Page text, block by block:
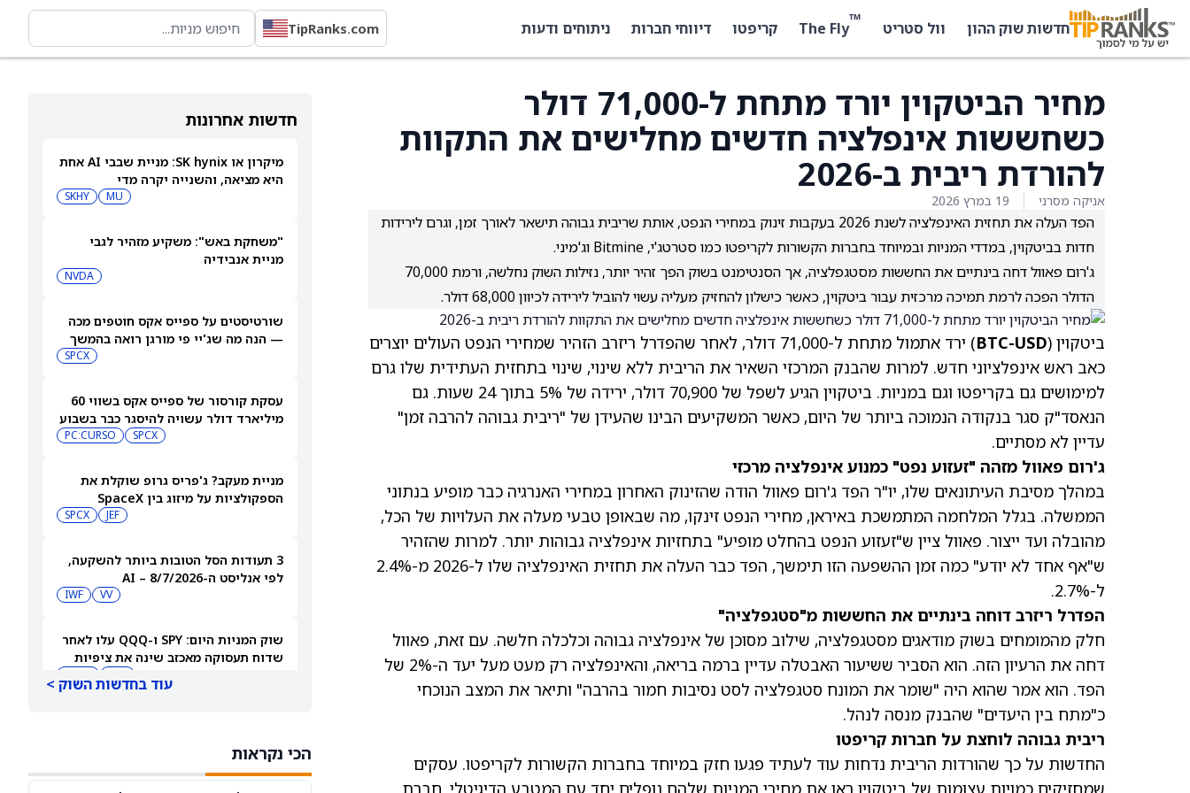
חדשות שוק ההון וול סטריט ™
The Fly קריפטו דיווחי חברות ניתוחים ודעות TipRanks.com
חדשות אחרונות
מיקרון או SK hynix: מניית שבבי AI אחת
היא מציאה, והשנייה יקרה מדי
MU
SKHY
"משחקת באש": משקיע מזהיר לגבי
מניית אנבידיה
NVDA
שורטיסטים על ספייס אקס חוטפים מכה
— הנה מה שג'יי פי מורגן רואה בהמשך
SPCX
עסקת קורסור של ספייס אקס בשווי 60
מיליארד דולר עשויה להיסגר כבר בשבוע
SPCX
PC:CURSO
מניית מעקב? ג'פריס גרופ שוקלת את
הספקולציות על מיזוג בין SpaceX
JEF
SPCX
3 תעודות הסל הטובות ביותר להשקעה,
לפי אנליסט ה-AI – 8/7/2026
VV
IWF
שוק המניות היום: SPY ו-QQQ עלו לאחר
שדוח תעסוקה מאכזב שינה את ציפיות
עוד בחדשות השוק >
הכי נקראות
מחיר הביטקוין יורד מתחת ל-71,000 דולר
כשחששות אינפלציה חדשים מחלישים את התקוות
להורדת ריבית ב-2026
אניקה מסרני 19 במרץ 2026
הפד העלה את תחזית האינפלציה לשנת 2026 בעקבות זינוק במחירי הנפט, אותת שריבית גבוהה תישאר לאורך זמן, וגרם לירידות
חדות בביטקוין, במדדי המניות ובמיוחד בחברות הקשורות לקריפטו כמו סטרטג'י, Bitmine וג'מיני.
ג'רום פאוול דחה בינתיים את החששות מסטגפלציה, אך הסנטימנט בשוק הפך זהיר יותר, נזילות השוק נחלשה, ורמת 70,000
הדולר הפכה לרמת תמיכה מרכזית עבור ביטקוין, כאשר כישלון להחזיק מעליה עשוי להוביל לירידה לכיוון 68,000 דולר.
ביטקוין (BTC-USD
) ירד אתמול מתחת ל-71,000 דולר, לאחר שהפדרל ריזרב הזהיר שמחירי הנפט העולים יוצרים
כאב ראש אינפלציוני חדש. למרות שהבנק המרכזי השאיר את הריבית ללא שינוי, שינוי בתחזית העתידית שלו גרם
למימושים גם בקריפטו וגם במניות. ביטקוין הגיע לשפל של 70,900 דולר, ירידה של 5% בתוך 24 שעות. גם
הנאסד"ק סגר בנקודה הנמוכה ביותר של היום, כאשר המשקיעים הבינו שהעידן של "ריבית גבוהה להרבה זמן"
עדיין לא מסתיים.
ג'רום פאוול מזהה "זעזוע נפט" כמנוע אינפלציה מרכזי
במהלך מסיבת העיתונאים שלו, יו"ר הפד ג'רום פאוול הודה שהזינוק האחרון במחירי האנרגיה כבר מופיע בנתוני
הממשלה. בגלל המלחמה המתמשכת באיראן, מחירי הנפט זינקו, מה שבאופן טבעי מעלה את העלויות של הכל,
מהובלה ועד ייצור. פאוול ציין ש"זעזוע הנפט בהחלט מופיע" בתחזיות אינפלציה גבוהות יותר. למרות שהזהיר
ש"אף אחד לא יודע" כמה זמן ההשפעה הזו תימשך, הפד כבר העלה את תחזית האינפלציה שלו ל-2026 מ-2.4%
ל-2.7%.
הפדרל ריזרב דוחה בינתיים את החששות מ"סטגפלציה"
חלק מהמומחים בשוק מודאגים מסטגפלציה, שילוב מסוכן של אינפלציה גבוהה וכלכלה חלשה. עם זאת, פאוול
דחה את הרעיון הזה. הוא הסביר ששיעור האבטלה עדיין ברמה בריאה, והאינפלציה רק מעט מעל יעד ה-2% של
הפד. הוא אמר שהוא היה "שומר את המונח סטגפלציה לסט נסיבות חמור בהרבה" ותיאר את המצב הנוכחי
כ"מתח בין היעדים" שהבנק מנסה לנהל.
ריבית גבוהה לוחצת על חברות קריפטו
החדשות על כך שהורדות הריבית נדחות עוד לעתיד פגעו חזק במיוחד בחברות הקשורות לקריפטו. עסקים
שמחזיקים כמויות עצומות של ביטקוין ראו את מחירי המניות שלהם נופלים יחד עם המטבע הדיגיטלי. חברת